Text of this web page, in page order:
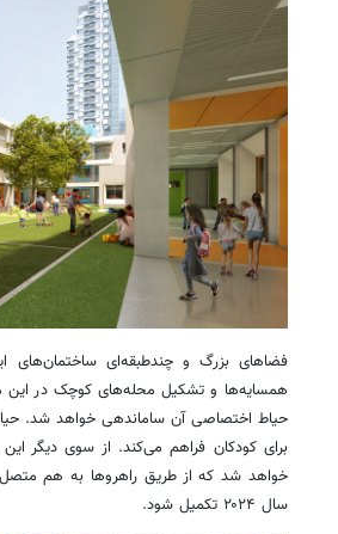
فضاهای بزرگ و چندطبقه‌ای
همسایه‌ها و تشکیل محله‌های کوچک در این
حیاط اختصاصی آن ساماندهی خواهد شد.
برای کودکان فراهم می‌کند. از سوی دیگر
خواهد شد که از طریق راهروها به هم
سال ۲۰۲۴ تکمیل شود.